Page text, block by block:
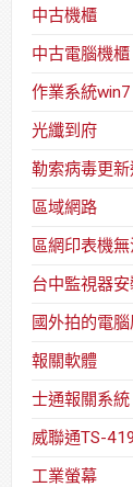
中古機櫃
中古電腦機櫃
作業系統win7
光纖到府
勒索病毒更
區域網路
區網印表機
台中監視器
國外拍的電
報關軟體
士通報關系統
威聯通TS-
工業螢幕